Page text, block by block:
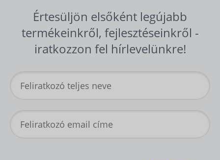
Értesüljön elsőként legújabb
termékeinkről, fejlesztéseinkről -
iratkozzon fel hírlevelünkre!